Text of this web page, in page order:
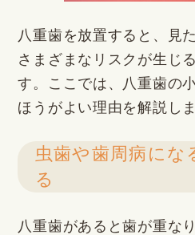
八重歯を放置すると、見
さまざまなリスクが生じ
す。ここでは、八重歯の
ほうがよい理由を解説しま
虫歯や歯周病にな
る
八重歯があると歯が重な